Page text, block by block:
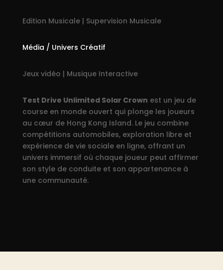
Edition Musicale | Supervision Musicale
Média / Univers Créatif
Jeux vidéo | Musique Interactive
Test Drive Unlimited Solar Crown est un jeu de
course en monde ouvert qui plonge les joueurs
au cœur de Hong Kong Island. Le jeu combine
compétitions automobiles, exploration libre et
expérience de vie sociale en ligne, offrant un
univers immersif où chaque joueur peut affirmer
son style de conduite et son appartenance à
une communauté.